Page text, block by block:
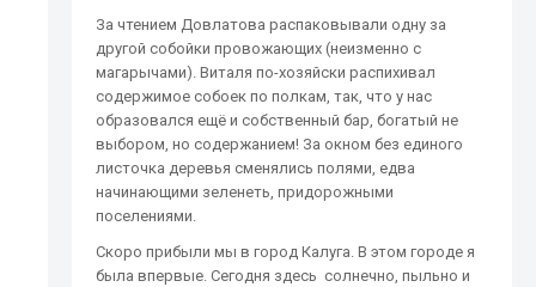
За чтением Довлатова распаковывали одну за
другой собойки провожающих (неизменно с
магарычами). Виталя по-хозяйски распихивал
содержимое собоек по полкам, так, что у нас
образовался ещё и собственный бар, богатый не
выбором, но содержанием! За окном без единого
листочка деревья сменялись полями, едва
начинающими зеленеть, придорожными
поселениями.
Скоро прибыли мы в город Калуга. В этом городе я
была впервые. Сегодня здесь солнечно, пыльно и